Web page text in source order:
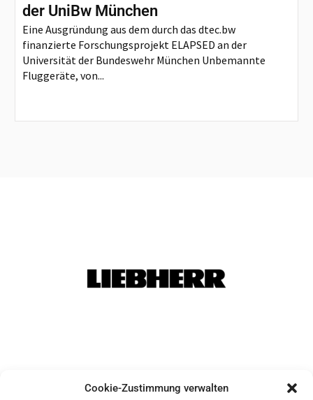
Cookie-Zustimmung verwalten
der UniBw München
Eine Ausgründung aus dem durch das dtec.bw
finanzierte Forschungsprojekt ELAPSED an der
Universität der Bundeswehr München Unbemannte
Fluggeräte, von...